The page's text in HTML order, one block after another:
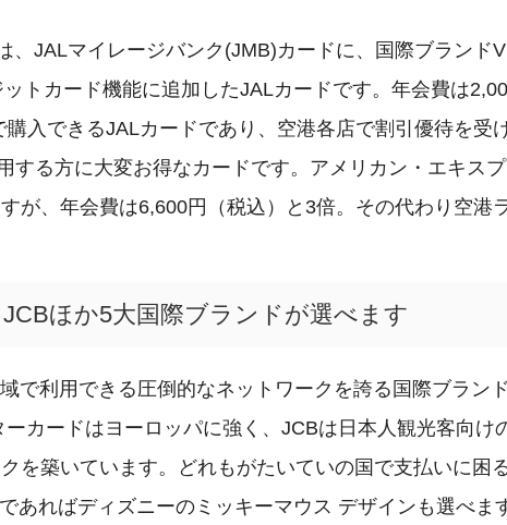
、JALマイレージバンク(JMB)カードに、国際ブランド
トカード機能に追加したJALカードです。年会費は
入できるJALカードであり、空港各店で割引優待を受
する方に大変お得なカードです。アメリカン・エキス
が、年会費は6,600円（税込）と3倍。その代わり空港
ほか5大国際ブランドが選べます
で利用できる圧倒的なネットワークを誇る国際ブラン
カードはヨーロッパに強く、JCBは日本人観光客向け
を築いています。どれもがたいていの国で支払いに困
あればディズニーのミッキーマウス デザインも選べま